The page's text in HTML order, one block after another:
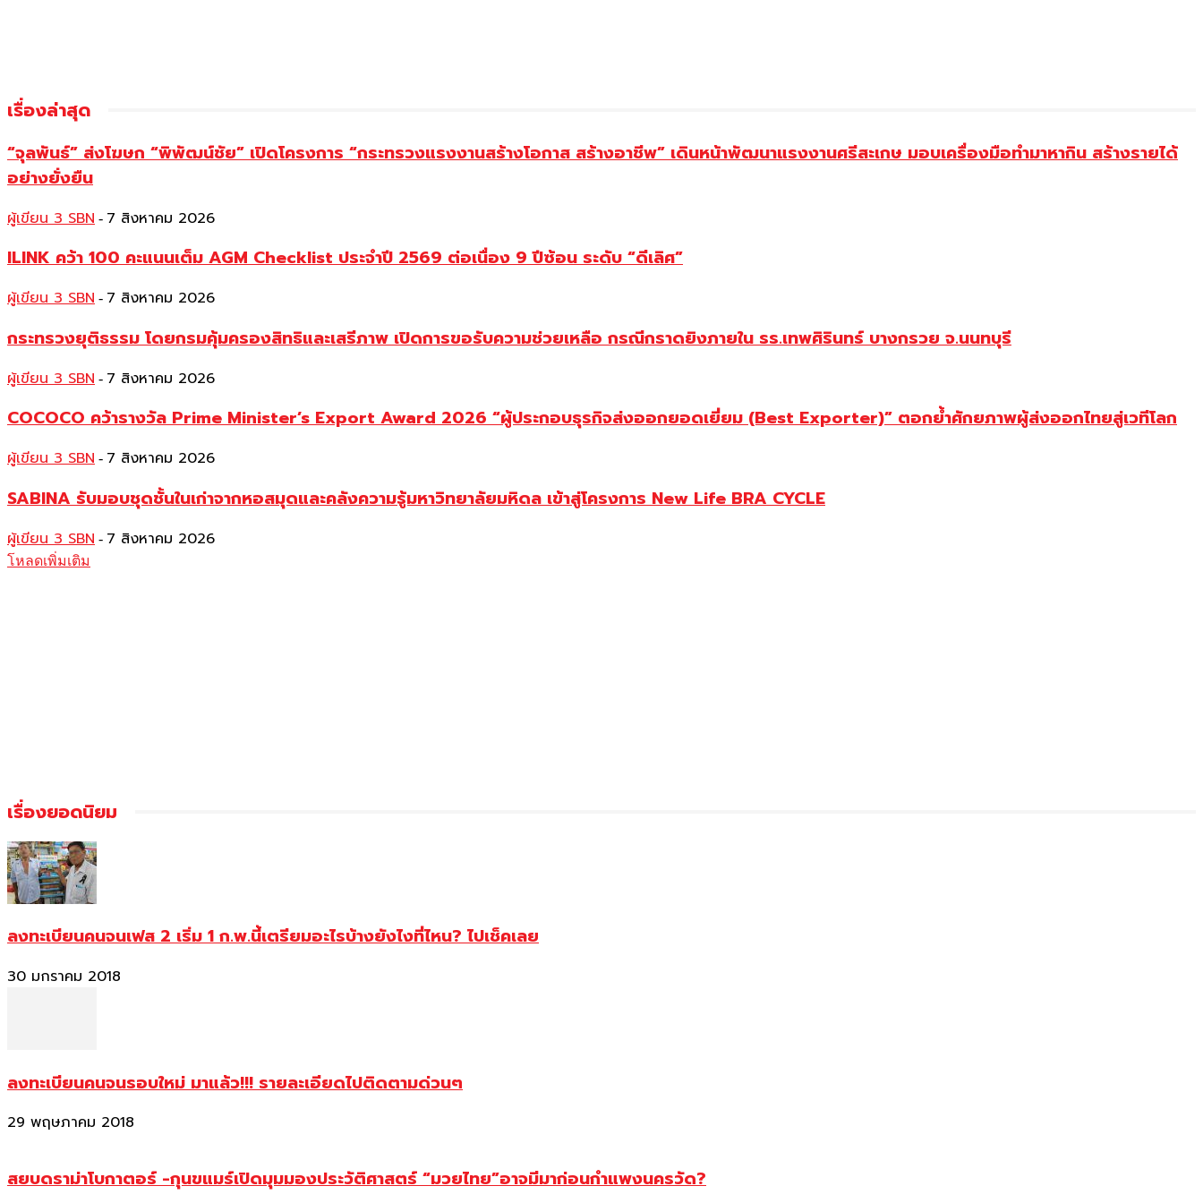
เรื่องล่าสุด
“จุลพันธ์” ส่งโฆษก “พิพัฒน์ชัย” เปิดโครงการ “กระทรวงแรงงานสร้างโอกาส สร้างอาชีพ” เดินหน้าพัฒนาแรงงานศรีสะเกษ มอบเครื่องมือทำมาหากิน สร้างรายได้
อย่างยั่งยืน
ผู้เขียน 3 SBN - 7 สิงหาคม 2026
ILINK คว้า 100 คะแนนเต็ม AGM Checklist ประจำปี 2569 ต่อเนื่อง 9 ปีซ้อน ระดับ “ดีเลิศ”
ผู้เขียน 3 SBN - 7 สิงหาคม 2026
กระทรวงยุติธรรม โดยกรมคุ้มครองสิทธิและเสรีภาพ เปิดการขอรับความช่วยเหลือ กรณีกราดยิงภายใน รร.เทพศิรินทร์ บางกรวย จ.นนทบุรี
ผู้เขียน 3 SBN - 7 สิงหาคม 2026
COCOCO คว้ารางวัล Prime Minister’s Export Award 2026 “ผู้ประกอบธุรกิจส่งออกยอดเยี่ยม (Best Exporter)” ตอกย้ำศักยภาพผู้ส่งออกไทยสู่เวทีโลก
ผู้เขียน 3 SBN - 7 สิงหาคม 2026
SABINA รับมอบชุดชั้นในเก่าจากหอสมุดและคลังความรู้มหาวิทยาลัยมหิดล เข้าสู่โครงการ New Life BRA CYCLE
ผู้เขียน 3 SBN - 7 สิงหาคม 2026
โหลดเพิ่มเติม
เรื่องยอดนิยม
ลงทะเบียนคนจนเฟส 2 เริ่ม 1 ก.พ.นี้เตรียมอะไรบ้างยังไงที่ไหน? ไปเช็คเลย
30 มกราคม 2018
ลงทะเบียนคนจนรอบใหม่ มาแล้ว!!! รายละเอียดไปติดตามด่วนๆ
29 พฤษภาคม 2018
สยบดราม่าโบกาตอร์ -กุนขแมร์เปิดมุมมองประวัติศาสตร์ “มวยไทย”อาจมีมาก่อนกำแพงนครวัด?